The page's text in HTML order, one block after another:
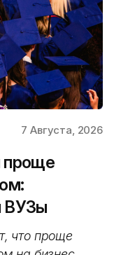
7 Августа, 2026
проще
ВУЗы
что проще